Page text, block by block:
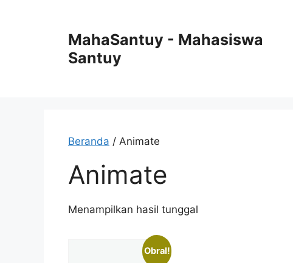
MahaSantuy - Mahasiswa
Santuy
Beranda / Animate
Animate
Menampilkan hasil tunggal
Obral!